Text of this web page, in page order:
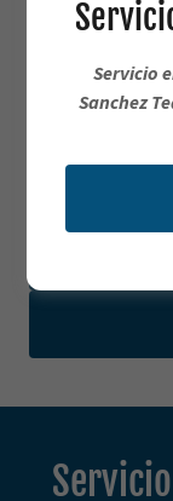
Servicio
Sanchez